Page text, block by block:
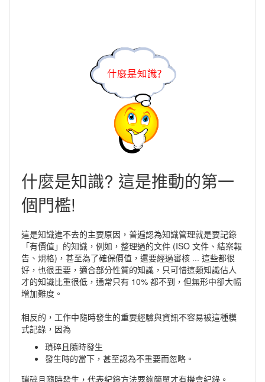
什麼是知識? 這是推動的第一
個門檻!
這是知識進不去的主要原因，普遍認為知識管理就是要記錄
「有價值」的知識，例如，整理過的文件 (ISO 文件、結案報
告、規格)，甚至為了確保價值，還要經過審核 ... 這些都很
好，也很重要，適合部分性質的知識，只可惜這類知識佔人
才的知識比重很低，通常只有 10% 都不到，但無形中卻大幅
增加難度。
相反的，工作中隨時發生的重要經驗與資訊不容易被這種模
式記錄，因為
瑣碎且隨時發生
發生時的當下，甚至認為不重要而忽略。
瑣碎且隨時發生，代表紀錄方法要夠簡單才有機會紀錄。